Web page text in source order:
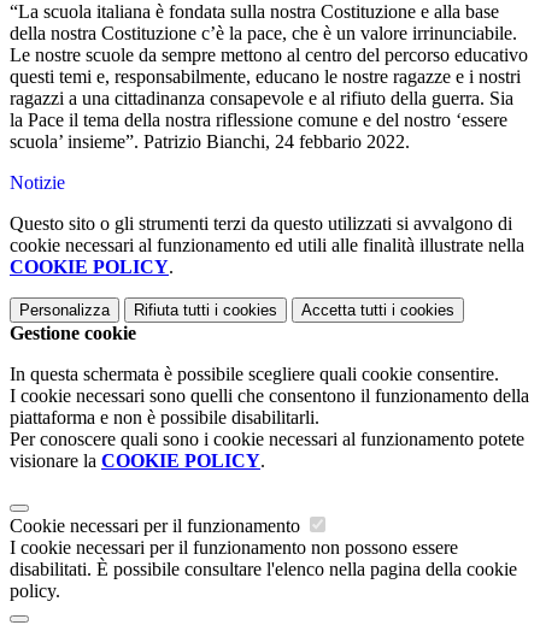
“La scuola italiana è fondata sulla nostra Costituzione e alla base
della nostra Costituzione c’è la pace, che è un valore irrinunciabile.
Le nostre scuole da sempre mettono al centro del percorso educativo
questi temi e, responsabilmente, educano le nostre ragazze e i nostri
ragazzi a una cittadinanza consapevole e al rifiuto della guerra. Sia
la Pace il tema della nostra riflessione comune e del nostro ‘essere
scuola’ insieme”. Patrizio Bianchi, 24 febbario 2022.
Notizie
Questo sito o gli strumenti terzi da questo utilizzati si avvalgono di
cookie necessari al funzionamento ed utili alle finalità illustrate nella
COOKIE POLICY.
Personalizza Rifiuta tutti i cookies Accetta tutti i cookies
Gestione cookie
In questa schermata è possibile scegliere quali cookie consentire.
I cookie necessari sono quelli che consentono il funzionamento della
piattaforma e non è possibile disabilitarli.
Per conoscere quali sono i cookie necessari al funzionamento potete
visionare la COOKIE POLICY.
Cookie necessari per il funzionamento
I cookie necessari per il funzionamento non possono essere
disabilitati. È possibile consultare l'elenco nella pagina della cookie
policy.